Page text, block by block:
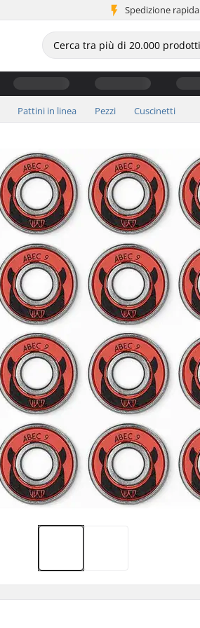
Spedizione rapida
Pattini in linea Pezzi Cuscinetti